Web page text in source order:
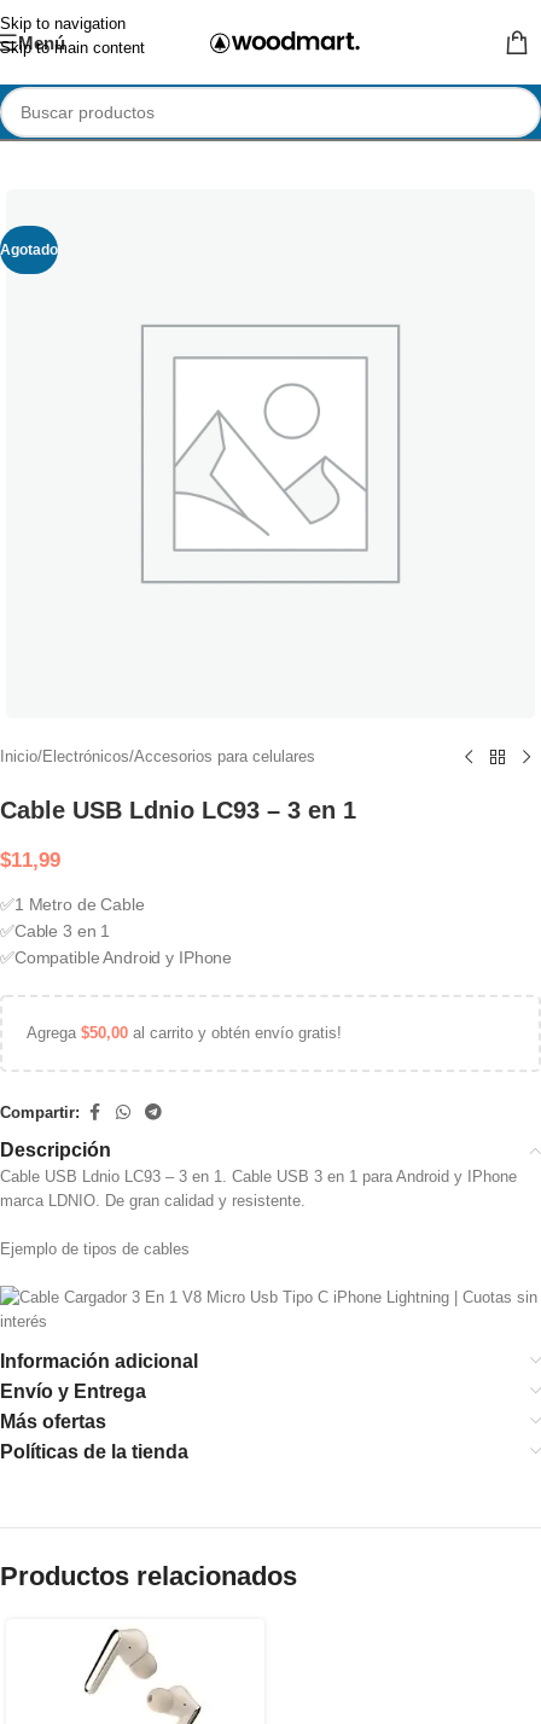
Skip to navigation
Skip to main content
Menú
Agotado
Inicio/Electrónicos/Accesorios para celulares
Cable USB Ldnio LC93 – 3 en 1
$11,99
✅1 Metro de Cable
✅Cable 3 en 1
✅Compatible Android y IPhone
Agrega $50,00 al carrito y obtén envío gratis!
Compartir:
Descripción
Cable USB Ldnio LC93 – 3 en 1. Cable USB 3 en 1 para Android y IPhone
marca LDNIO. De gran calidad y resistente.
Ejemplo de tipos de cables
Información adicional
Envío y Entrega
Más ofertas
Políticas de la tienda
Productos relacionados